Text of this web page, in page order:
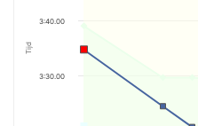
Tijd
3:30.00
3:40.00